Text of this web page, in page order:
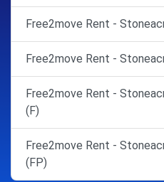
Free2move Rent -
Free2move Rent -
Free2move Rent -
(F)
Free2move Rent -
(FP)